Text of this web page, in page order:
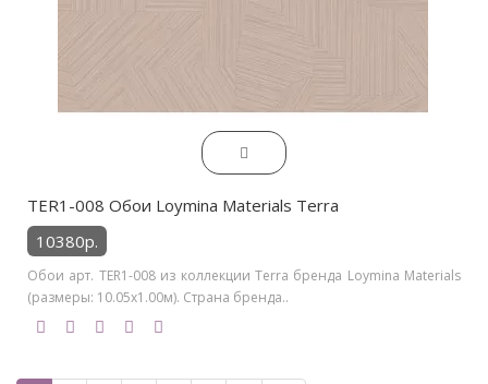
TER1-008 Обои Loymina Materials Terra
10380р.
Обои арт. TER1-008 из коллекции Terra бренда Loymina Materials
(размеры: 10.05х1.00м). Страна бренда..